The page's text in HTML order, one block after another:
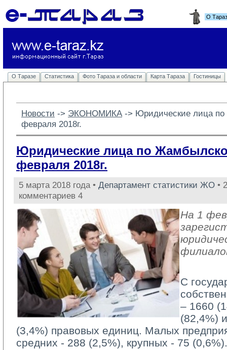
О
О Таразе Статистика Фото Тараза и области Карта Тараза Гостиницы
Новости -> ЭКОНОМИКА -> Юридические лица
февраля 2018г.
Юридические лица по
февраля 2018г.
5 марта 2018 года • Департамент статистики ЖО •
комментариев 4
На 1
С
– 1660
(82,4%)
(3,4%) правовых единиц. Малых
средних - 288 (2,5%), крупных - 75 (0,6%).